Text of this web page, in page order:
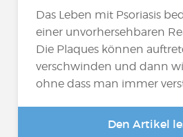
Das Leben mit Psoriasis
einer unvorhersehbaren
Die Plaques können
verschwinden und dann
ohne dass man immer
Den Artikel